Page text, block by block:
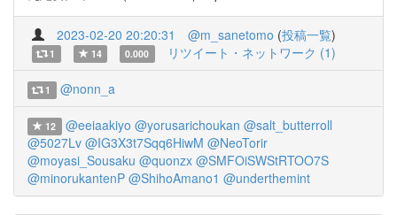
2023-02-20 20:20:31 @m_sanetomo (投稿一覧)
1 14 0.000 リツイート・ネットワーク (1)
1 @nonn_a
12 @eeiaakiyo @yorusarichoukan @salt_butterroll
@5027Lv @IG3X3t7Sqq6HiwM @NeoTorir
@moyasi_Sousaku @quonzx @SMFOiSWStRTOO7S
@minorukantenP @ShihoAmano1 @underthemint